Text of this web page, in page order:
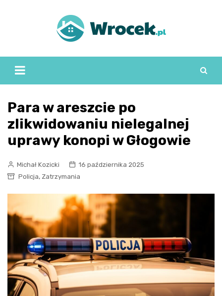
Para w areszcie po
zlikwidowaniu nielegalnej
uprawy konopi w Głogowie
Michał Kozicki
16 października 2025
Policja, Zatrzymania